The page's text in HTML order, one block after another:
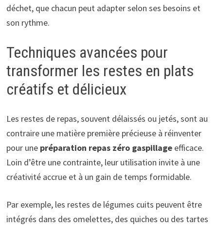
déchet, que chacun peut adapter selon ses besoins et
son rythme.
Techniques avancées pour
transformer les restes en plats
créatifs et délicieux
Les restes de repas, souvent délaissés ou jetés, sont au
contraire une matière première précieuse à réinventer
pour une préparation repas zéro gaspillageefficace.
Loin d’être une contrainte, leur utilisation invite à une
créativité accrue et à un gain de temps formidable.
Par exemple, les restes de légumes cuits peuvent être
intégrés dans des omelettes, des quiches ou des tartes